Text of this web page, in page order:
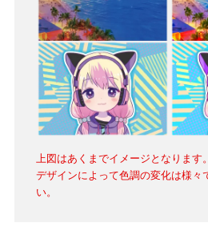
上図はあくまでイメージとなります。
デザインによって色調の変化は様々
い。